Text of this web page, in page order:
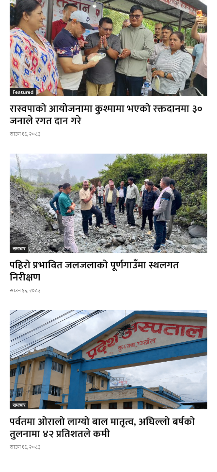
Featured
रास्वपाको आयोजनामा कुश्मामा भएको रक्तदानमा ३०
जनाले रगत दान गरे
साउन १६, २०८३
समाचार
पहिरो प्रभावित जलजलाको पूर्णगाउँमा स्थलगत
निरीक्षण
साउन १६, २०८३
समाचार
पर्वतमा ओरालो लाग्यो बाल मातृत्व, अघिल्लो बर्षको
तुलनामा ४२ प्रतिशतले कमी
साउन १६, २०८३